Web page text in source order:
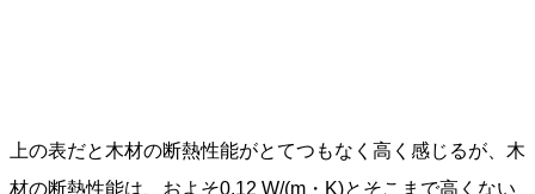
上の表だと木材の断熱性能がとてつもなく高く感じるが、木
材の断熱性能は、およそ0.12 W/(m・K)とそこまで高くない